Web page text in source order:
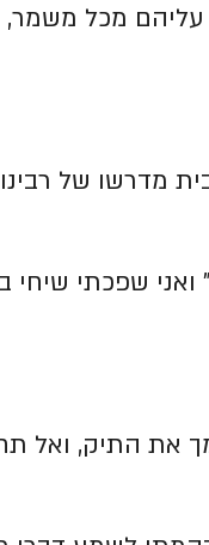
עליהם מכל
מדרשו של
שפכתי שיחי
את התיק, ואל